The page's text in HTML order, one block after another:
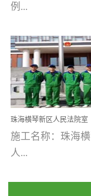
内空气治理工程纪实
例...
【东莞美豪雅致
内空气治理项目
雅致酒店 东莞
致酒店是为中高
珠海横琴新区人民法院室
内除甲醛空气治理项目
施工名称：珠海
人...